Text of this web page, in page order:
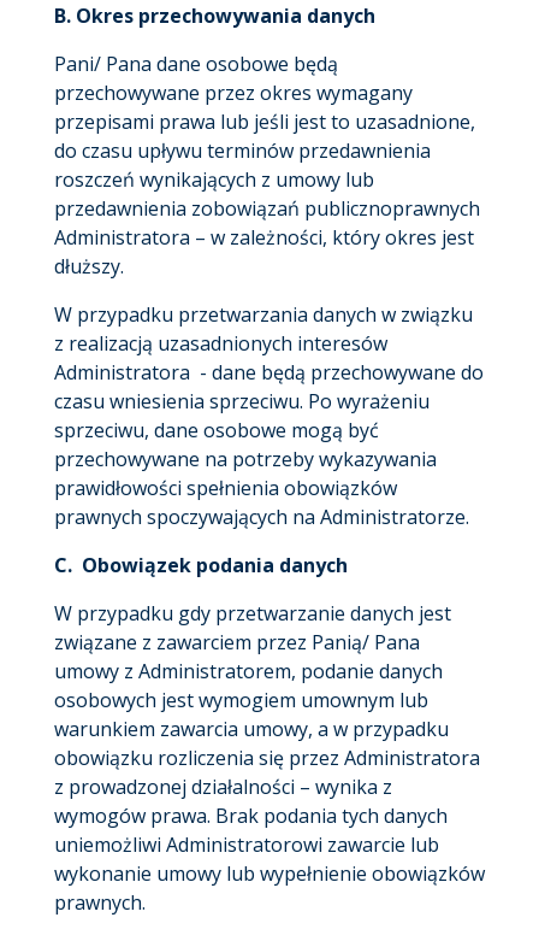
B. Okres przechowywania danych
Pani/ Pana dane osobowe będą
przechowywane przez okres wymagany
przepisami prawa lub jeśli jest to uzasadnione,
do czasu upływu terminów przedawnienia
roszczeń wynikających z umowy lub
przedawnienia zobowiązań publicznoprawnych
Administratora – w zależności, który okres jest
dłuższy.
W przypadku przetwarzania danych w związku
z realizacją uzasadnionych interesów
Administratora - dane będą przechowywane do
czasu wniesienia sprzeciwu. Po wyrażeniu
sprzeciwu, dane osobowe mogą być
przechowywane na potrzeby wykazywania
prawidłowości spełnienia obowiązków
prawnych spoczywających na Administratorze.
C. Obowiązek podania danych
W przypadku gdy przetwarzanie danych jest
związane z zawarciem przez Panią/ Pana
umowy z Administratorem, podanie danych
osobowych jest wymogiem umownym lub
warunkiem zawarcia umowy, a w przypadku
obowiązku rozliczenia się przez Administratora
z prowadzonej działalności – wynika z
wymogów prawa. Brak podania tych danych
uniemożliwi Administratorowi zawarcie lub
wykonanie umowy lub wypełnienie obowiązków
prawnych.